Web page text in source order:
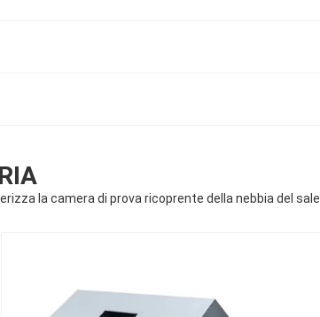
la camera di prova ricoprente della nebbia del sale